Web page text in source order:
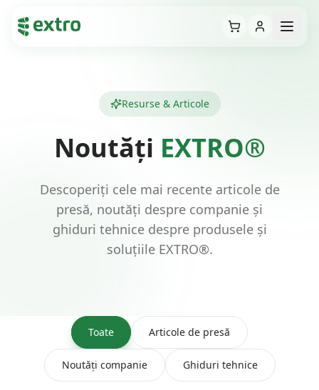
Cart
Resurse & Articole
Noutăți EXTRO®
Descoperiți cele mai recente articole de
presă, noutăți despre companie și
ghiduri tehnice despre produsele și
soluțiile EXTRO®.
Toate Articole de presă
Noutăți companie Ghiduri tehnice